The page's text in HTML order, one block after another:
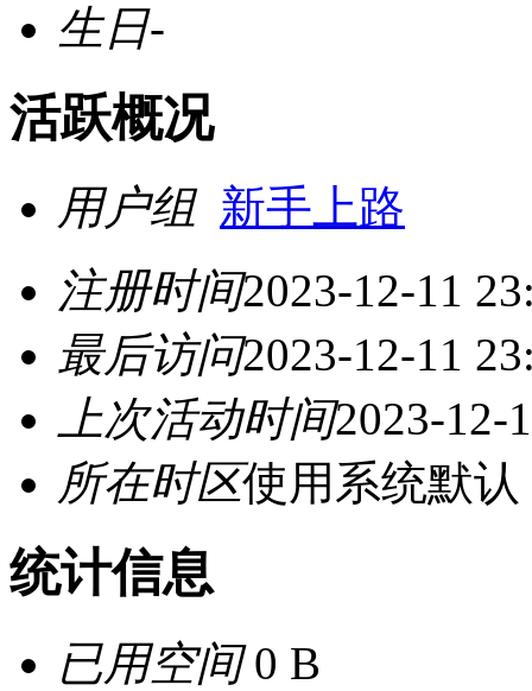
生日-
活跃概况
用户组 新手上路
注册时间2023-12-11
最后访问2023-12-11
上次活动时间2023-12-
所在时区使用系统默认
统计信息
已用空间0 B